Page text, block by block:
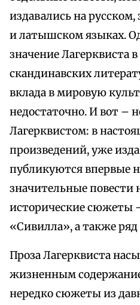
издавались на
и латышском языках.
значение Лагерквиста
скандинавских
вклада в мировую
недостаточно. И вот –
Лагерквистом: в
произведений, уже
публикуются впервые
значительные повести
исторические сюжеты
«Сивилла», а также ряд
Проза Лагерквиста
жизненным
нередко сюжеты из